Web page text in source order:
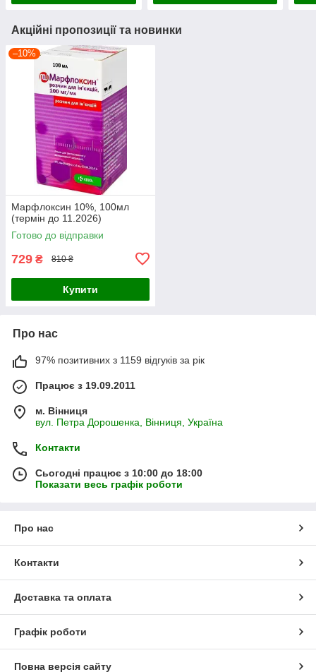
Акційні пропозиції та новинки
–10%
Марфлоксин 10%, 100мл
(термін до 11.2026)
Готово до відправки
729 ₴ 810 ₴
Купити
Про нас
97% позитивних з 1159 відгуків за рік
Працює з 19.09.2011
м. Вінниця
вул. Петра Дорошенка, Вінниця, Україна
Контакти
Сьогодні працює з 10:00 до 18:00
Показати весь графік роботи
Про нас
Контакти
Доставка та оплата
Графік роботи
Повна версія сайту